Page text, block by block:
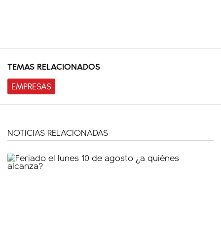
TEMAS RELACIONADOS
EMPRESAS
NOTICIAS RELACIONADAS